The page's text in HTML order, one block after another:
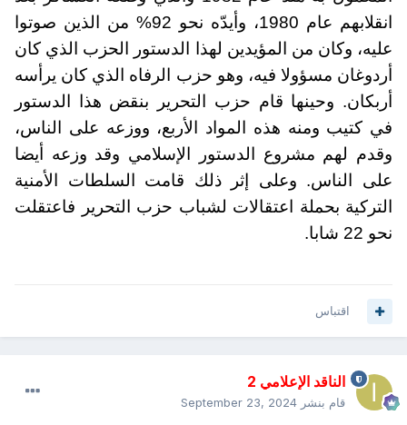
انقلابهم عام 1980، وأيدّه نحو 92% من الذين صوتوا
عليه، وكان من المؤيدين لهذا الدستور الحزب الذي كان
أردوغان مسؤولا فيه، وهو حزب الرفاه الذي كان يرأسه
أربكان. وحينها قام حزب التحرير بنقض هذا الدستور
في كتيب ومنه هذه المواد الأربع، ووزعه على الناس،
وقدم لهم مشروع الدستور الإسلامي وقد وزعه أيضا
على الناس. وعلى إثر ذلك قامت السلطات الأمنية
التركية بحملة اعتقالات لشباب حزب التحرير فاعتقلت
نحو 22 شابا.
اقتباس
الناقد الإعلامي 2
قام بنشر September 23, 2024